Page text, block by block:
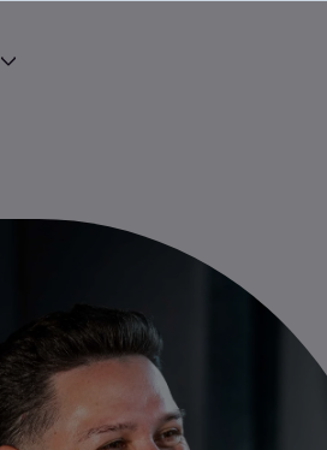
Show submenu for Vakgebieden